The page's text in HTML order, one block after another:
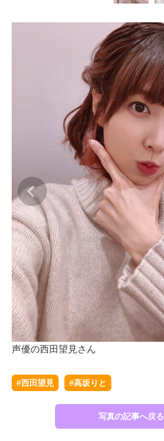
声優の西田望見さん
#西田望見 #高坂りと
写真の記事へ戻る